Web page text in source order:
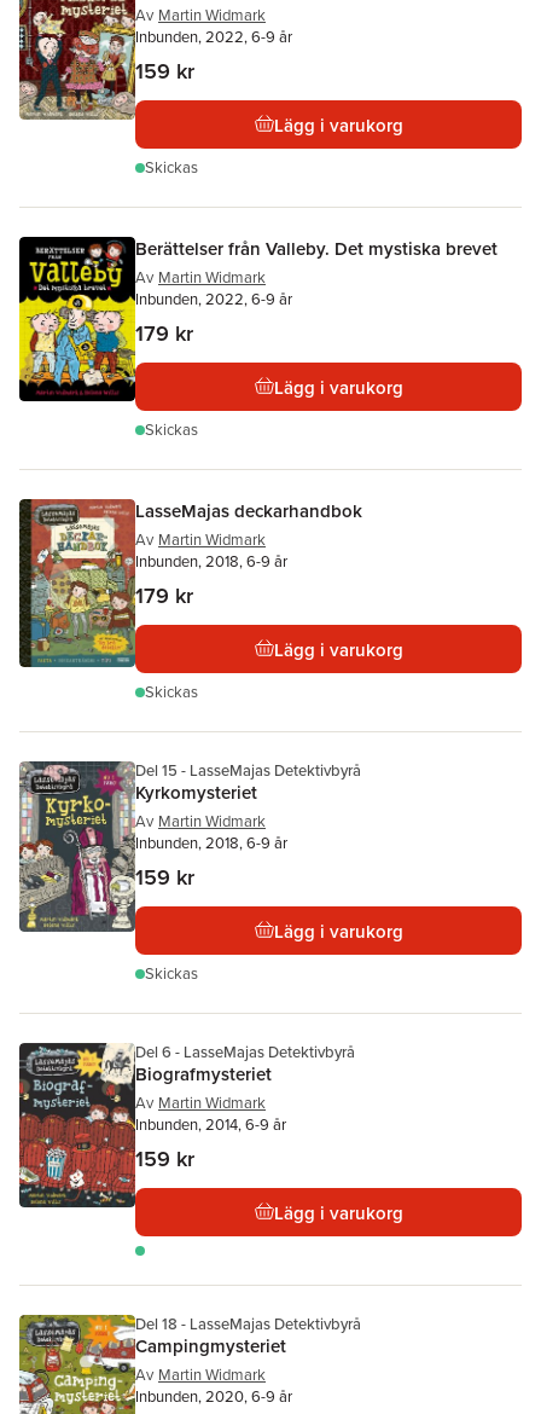
Av Martin Widmark
Inbunden, 2022, 6-9 år
159 kr
Lägg i varukorg
Skickas
Berättelser från Valleby. Det mystiska brevet
Av Martin Widmark
Inbunden, 2022, 6-9 år
179 kr
Lägg i varukorg
Skickas
LasseMajas deckarhandbok
Av Martin Widmark
Inbunden, 2018, 6-9 år
179 kr
Lägg i varukorg
Skickas
Del 15 - LasseMajas Detektivbyrå
Kyrkomysteriet
Av Martin Widmark
Inbunden, 2018, 6-9 år
159 kr
Lägg i varukorg
Skickas
Del 6 - LasseMajas Detektivbyrå
Biografmysteriet
Av Martin Widmark
Inbunden, 2014, 6-9 år
159 kr
Lägg i varukorg
Del 18 - LasseMajas Detektivbyrå
Campingmysteriet
Av Martin Widmark
Inbunden, 2020, 6-9 år